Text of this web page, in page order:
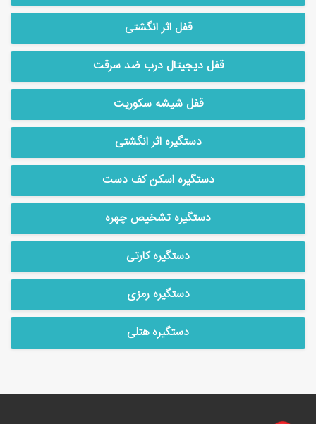
قفل اثر انگشتی
قفل دیجیتال درب ضد سرقت
قفل شیشه سکوریت
دستگیره اثر انگشتی
دستگیره اسکن کف دست
دستگیره تشخیص چهره
دستگیره کارتی
دستگیره رمزی
دستگیره هتلی